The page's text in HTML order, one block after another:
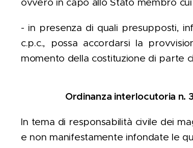
- in presenza di quali presupposti,
c.p.c., possa accordarsi la
momento della costituzione di parte
Ordinanza interlocutoria n.
In tema di responsabilità civile dei
e non manifestamente infondate le